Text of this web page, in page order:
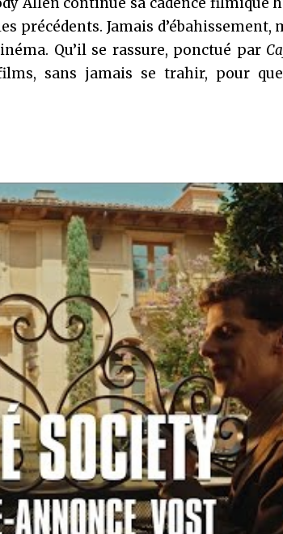
précédents. Jamais d’ébahissement,
Qu’il se rassure, ponctué par
sans jamais se trahir, pour